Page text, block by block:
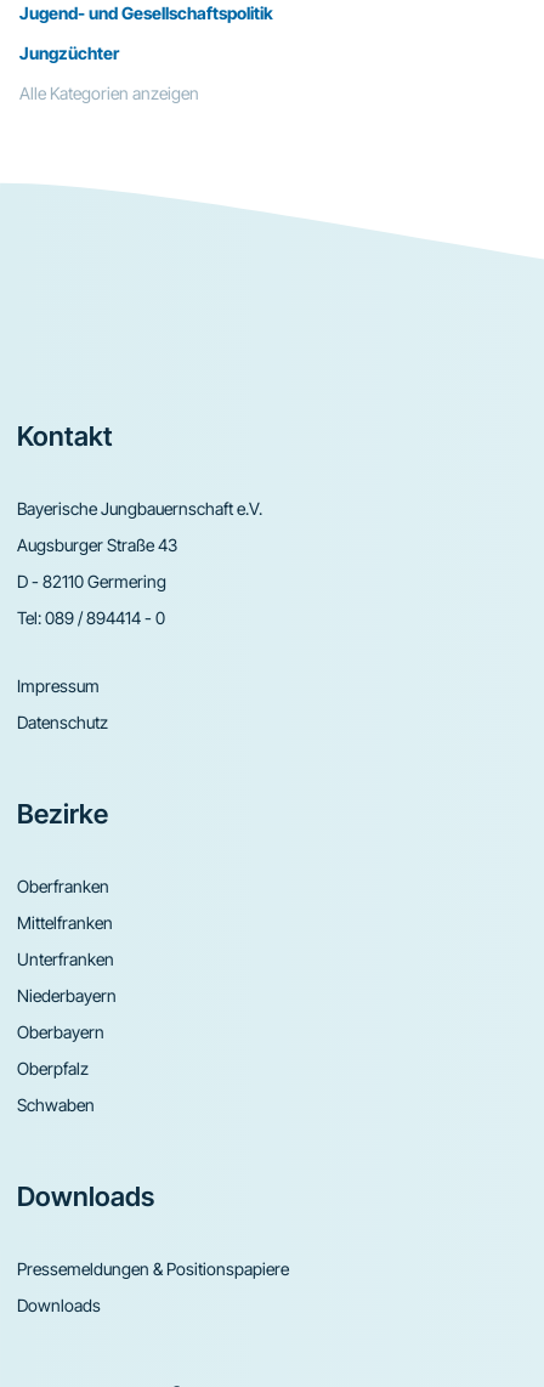
Jugend- und Gesellschaftspolitik
Jungzüchter
Alle Kategorien anzeigen
Footer
Kontakt
Bayerische Jungbauernschaft e.V.
Augsburger Straße 43
D - 82110 Germering
Tel:089 / 894414 - 0
Impressum
Datenschutz
Bezirke
Oberfranken
Mittelfranken
Unterfranken
Niederbayern
Oberbayern
Oberpfalz
Schwaben
Downloads
Pressemeldungen & Positionspapiere
Downloads